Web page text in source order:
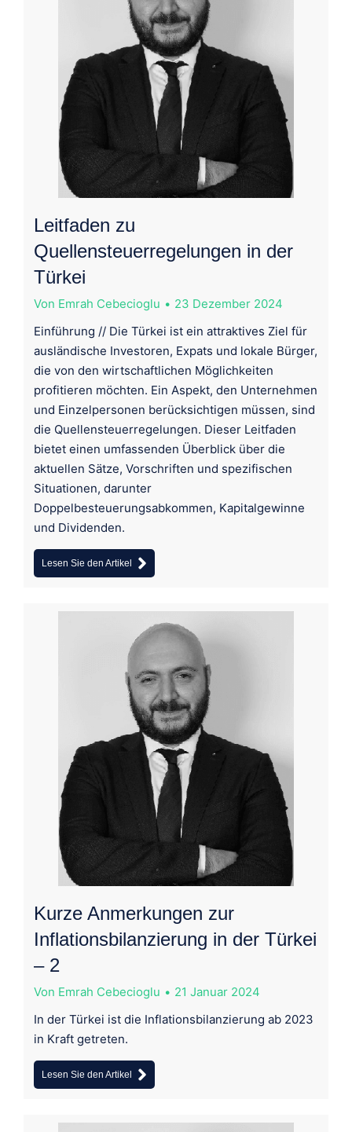
Leitfaden zu
Quellensteuerregelungen in der
Türkei
Von Emrah Cebecioglu
23 Dezember 2024
Einführung // Die Türkei ist ein attraktives Ziel für
ausländische Investoren, Expats und lokale Bürger,
die von den wirtschaftlichen Möglichkeiten
profitieren möchten. Ein Aspekt, den Unternehmen
und Einzelpersonen berücksichtigen müssen, sind
die Quellensteuerregelungen. Dieser Leitfaden
bietet einen umfassenden Überblick über die
aktuellen Sätze, Vorschriften und spezifischen
Situationen, darunter
Doppelbesteuerungsabkommen, Kapitalgewinne
und Dividenden.
Lesen Sie den Artikel
Kurze Anmerkungen zur
Inflationsbilanzierung in der Türkei
– 2
Von Emrah Cebecioglu
21 Januar 2024
In der Türkei ist die Inflationsbilanzierung ab 2023
in Kraft getreten.
Lesen Sie den Artikel